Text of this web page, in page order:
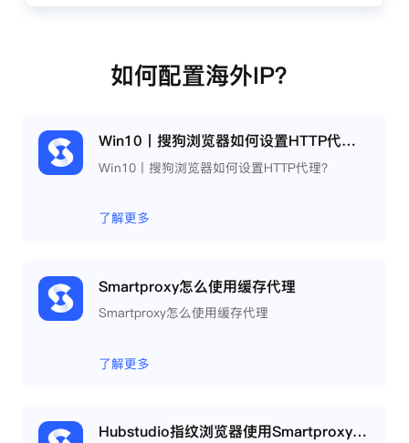
如何配置海外IP？
Win10丨搜狗浏览器如何设置HTTP代理？
Win10丨搜狗浏览器如何设置HTTP代理？
了解更多
Smartproxy怎么使用缓存代理
Smartproxy怎么使用缓存代理
了解更多
Hubstudio指纹浏览器使用Smartproxy教程